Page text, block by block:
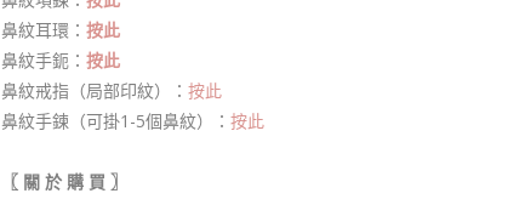
鼻紋耳環： 按此
鼻紋手鈪： 按此
鼻紋戒指（局部印紋）： 按此
鼻紋手鍊（可掛1-5個鼻紋）： 按此
〖 關 於 購 買 〗